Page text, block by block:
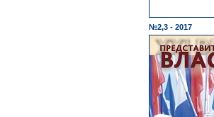
№2,3 - 2017